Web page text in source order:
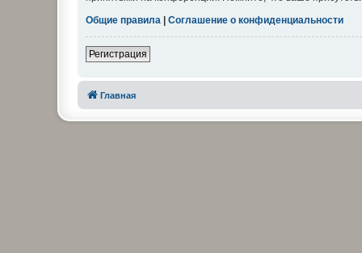
Общие правила | Соглашение о конфиденциальности
Регистрация
Главная